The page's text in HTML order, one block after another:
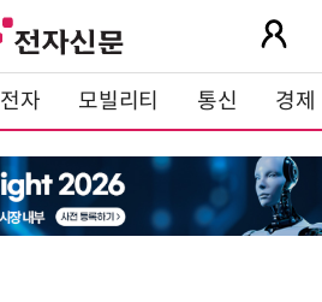
전자 모빌리티 통신 경제